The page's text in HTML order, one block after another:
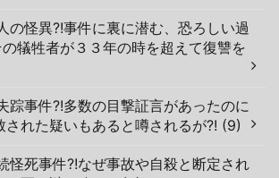
の怪異?!事件に裏に潜む、恐ろしい過
犠牲者が３３年の時を超えて復讐を
踪事件?!多数の目撃証言があったのに
された疑いもあると噂されるが?! (9)
怪死事件?!なぜ事故や自殺と断定され